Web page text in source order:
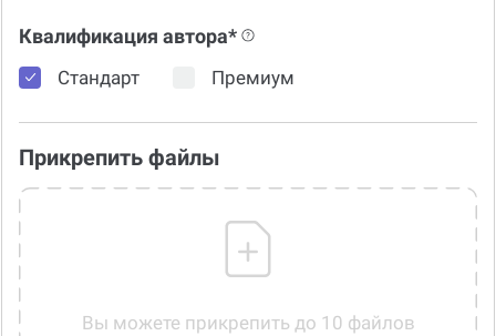
Квалификация автора*
Стандарт Премиум
Прикрепить файлы
Вы можете прикрепить до 10 файлов